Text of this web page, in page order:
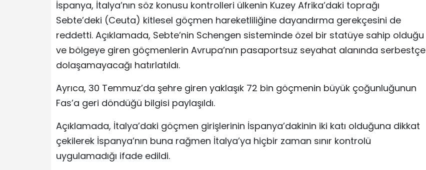
İspanya, İtalya’nın söz konusu kontrolleri ülkenin Kuzey Afrika’daki toprağı
Sebte’deki (Ceuta) kitlesel göçmen hareketliliğine dayandırma gerekçesini de
reddetti. Açıklamada, Sebte’nin Schengen sisteminde özel bir statüye sahip olduğu
ve bölgeye giren göçmenlerin Avrupa’nın pasaportsuz seyahat alanında serbestçe
dolaşamayacağı hatırlatıldı.
Ayrıca, 30 Temmuz’da şehre giren yaklaşık 72 bin göçmenin büyük çoğunluğunun
Fas’a geri döndüğü bilgisi paylaşıldı.
Açıklamada, İtalya’daki göçmen girişlerinin İspanya’dakinin iki katı olduğuna dikkat
çekilerek İspanya’nın buna rağmen İtalya’ya hiçbir zaman sınır kontrolü
uygulamadığı ifade edildi.